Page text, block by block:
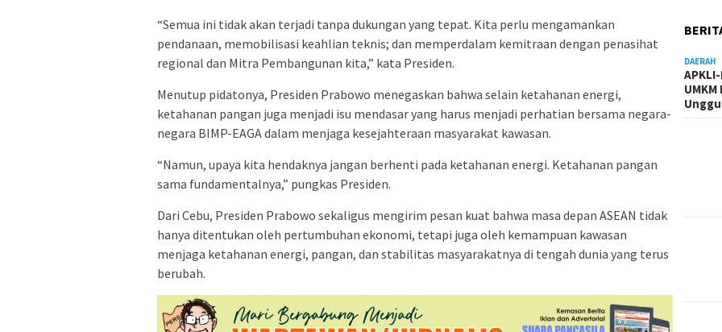
“Semua ini tidak akan terjadi tanpa dukungan yang tepat. Kita perlu mengamankan
pendanaan, memobilisasi keahlian teknis; dan memperdalam kemitraan dengan penasihat
regional dan Mitra Pembangunan kita,” kata Presiden.
Menutup pidatonya, Presiden Prabowo menegaskan bahwa selain ketahanan energi,
ketahanan pangan juga menjadi isu mendasar yang harus menjadi perhatian bersama negara-
negara BIMP-EAGA dalam menjaga kesejahteraan masyarakat kawasan.
“Namun, upaya kita hendaknya jangan berhenti pada ketahanan energi. Ketahanan pangan
sama fundamentalnya,” pungkas Presiden.
Dari Cebu, Presiden Prabowo sekaligus mengirim pesan kuat bahwa masa depan ASEAN tidak
hanya ditentukan oleh pertumbuhan ekonomi, tetapi juga oleh kemampuan kawasan
menjaga ketahanan energi, pangan, dan stabilitas masyarakatnya di tengah dunia yang terus
berubah.
DAERAH